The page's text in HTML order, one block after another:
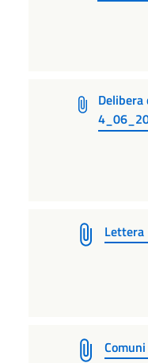
Lettera